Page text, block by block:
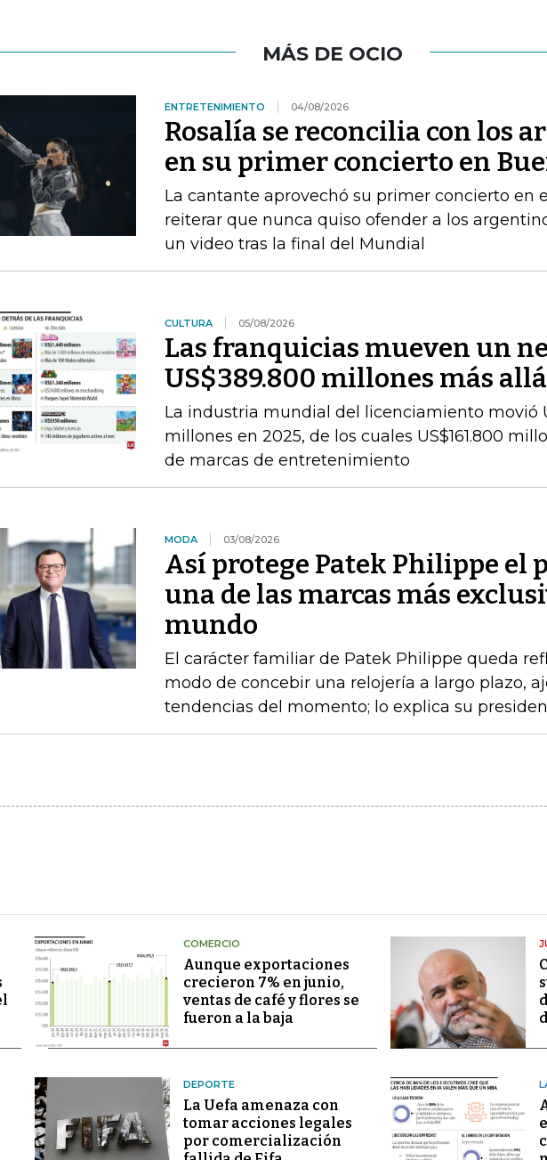
MÁS DE OCIO
ENTRETENIMIENTO 04/08/2026
Rosalía se reconcilia con los
en su primer concierto en
La cantante aprovechó su primer concierto en
reiterar que nunca quiso ofender a los
un video tras la final del Mundial
CULTURA 05/08/2026
Las franquicias mueven un
US$389.800 millones más
La industria mundial del licenciamiento movió
millones en 2025, de los cuales US$161.800
de marcas de entretenimiento
MODA 03/08/2026
Así protege Patek Philippe el
una de las marcas más
mundo
El carácter familiar de Patek Philippe queda
modo de concebir una relojería a largo plazo,
tendencias del momento; lo explica su
COMERCIO
Aunque exportaciones
crecieron 7% en junio,
ventas de café y flores se
fueron a la baja
DEPORTE
La Uefa amenaza con
tomar acciones legales
por comercialización